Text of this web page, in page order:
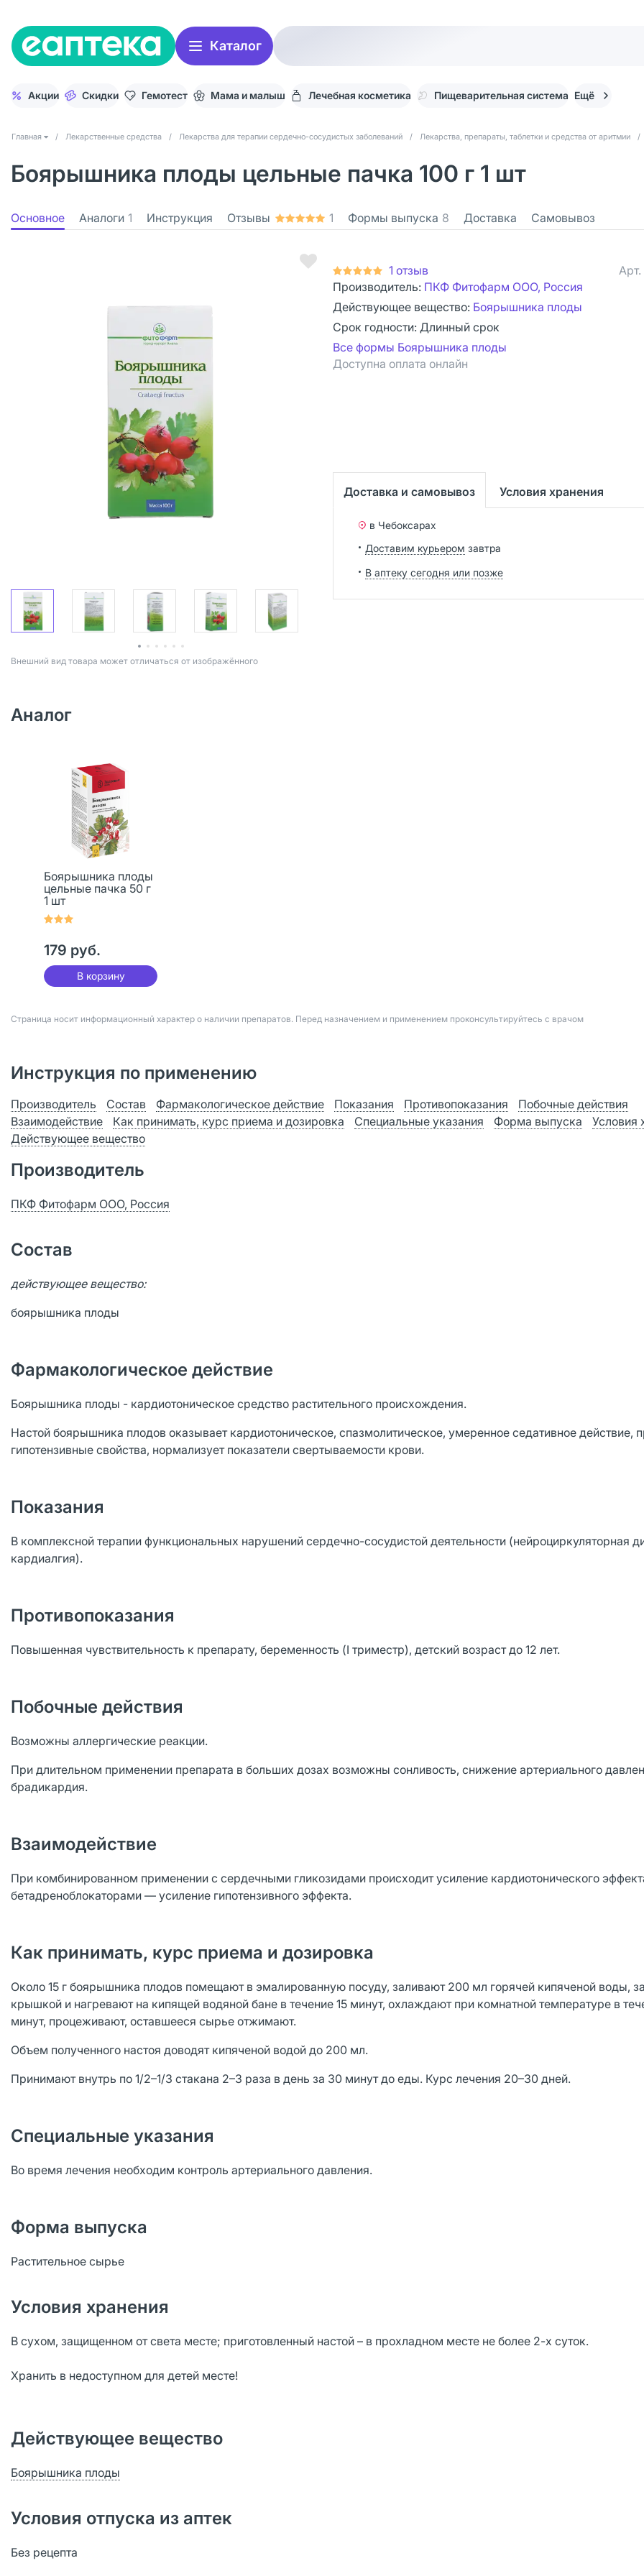
Каталог
Акции Скидки Гемотест Мама и малыш Лечебная косметика Пищеварительная система Ещё
Главная / Лекарственные средства / Лекарства для терапии сердечно-сосудистых заболеваний / Лекарства, препараты, таблетки и средства от аритмии /
Боярышника плоды цельные пачка 100 г 1 шт
Основное Аналоги 1 Инструкция Отзывы 1 Формы выпуска 8 Доставка Самовывоз
Bнешний вид товара может отличаться от изображённого
1 отзыв Арт.
Производитель: ПКФ Фитофарм ООО, Россия
Действующее вещество: Боярышника плоды
Срок годности: Длинный срок
Все формы Боярышника плоды
Доступна оплата онлайн
Доставка и самовывоз Условия хранения
в Чебоксарах
Доставим курьером завтра
В аптеку сегодня или позже
Аналог
Боярышника плоды
цельные пачка 50 г
1 шт
179 руб.
В корзину
Страница носит информационный характер о наличии препаратов. Перед назначением и применением проконсультируйтесь с врачом
Инструкция по применению
Производитель Состав Фармакологическое действие Показания Противопоказания
Побочные действия
Взаимодействие
Как принимать, курс приема и дозировка Специальные указания Форма выпуска
Условия
Действующее вещество
Производитель
ПКФ Фитофарм ООО, Россия
Состав
действующее вещество:
боярышника плоды
Фармакологическое действие
Боярышника плоды - кардиотоническое средство растительного происхождения.
Настой боярышника плодов оказывает кардиотоническое, спазмолитическое, умеренное седативное действие,
гипотензивные свойства, нормализует показатели свертываемости крови.
Показания
В комплексной терапии функциональных нарушений сердечно-сосудистой деятельности (нейроциркуляторная
кардиалгия).
Противопоказания
Повышенная чувствительность к препарату, беременность (I триместр), детский возраст до 12 лет.
Побочные действия
Возможны аллергические реакции.
При длительном применении препарата в больших дозах возможны сонливость, снижение артериального
брадикардия.
Взаимодействие
При комбинированном применении с сердечными гликозидами происходит усиление кардиотонического
бетадреноблокаторами — усиление гипотензивного эффекта.
Как принимать, курс приема и дозировка
Около 15 г боярышника плодов помещают в эмалированную посуду, заливают 200 мл горячей кипяченой воды,
крышкой и нагревают на кипящей водяной бане в течение 15 минут, охлаждают при комнатной температуре в
минут, процеживают, оставшееся сырье отжимают.
Объем полученного настоя доводят кипяченой водой до 200 мл.
Принимают внутрь по 1/2–1/3 стакана 2–3 раза в день за 30 минут до еды. Курс лечения 20–30 дней.
Специальные указания
Во время лечения необходим контроль артериального давления.
Форма выпуска
Растительное сырье
Условия хранения
В сухом, защищенном от света месте; приготовленный настой – в прохладном месте не более 2-х суток.
Хранить в недоступном для детей месте!
Действующее вещество
Боярышника плоды
Условия отпуска из аптек
Без рецепта